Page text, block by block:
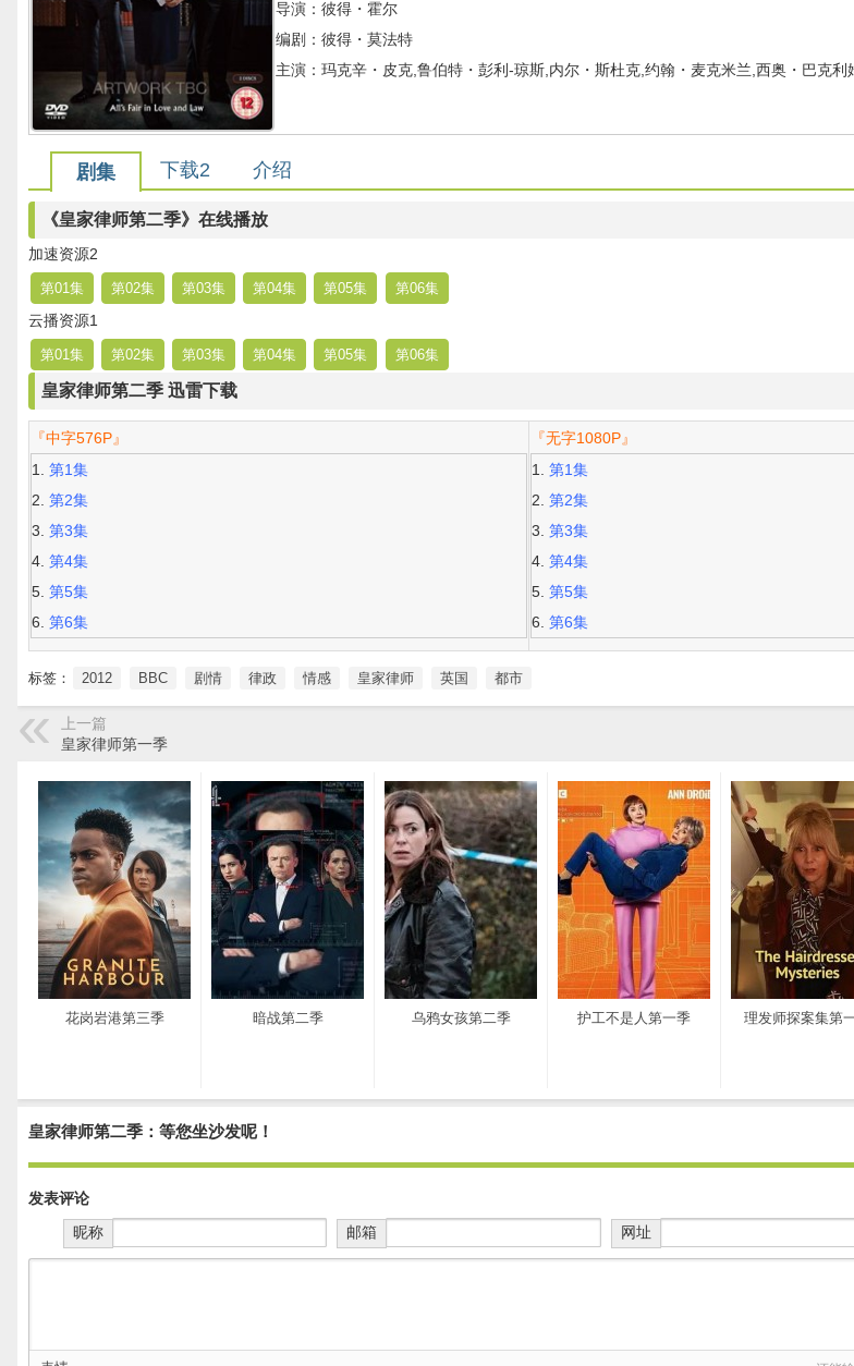
导演：彼得・霍尔
编剧：彼得・莫法特
主演：玛克辛・皮克,鲁伯特・彭利-琼斯,内尔・斯杜克,约翰・麦克米兰,西奥・巴克利
剧集 下载2 介绍
《皇家律师第二季》在线播放
加速资源2
第01集 第02集 第03集 第04集 第05集 第06集
云播资源1
第01集 第02集 第03集 第04集 第05集 第06集
皇家律师第二季 迅雷下载
『中字576P』
第1集
第2集
第3集
第4集
第5集
第6集
『无字1080P』
第1集
第2集
第3集
第4集
第5集
第6集
标签： 2012 BBC 剧情 律政 情感 皇家律师 英国 都市
上一篇
皇家律师第一季
花岗岩港第三季 暗战第二季 乌鸦女孩第二季 护工不是人第一季 理发师探案集第
皇家律师第二季：等您坐沙发呢！
发表评论
昵称
邮箱 网址